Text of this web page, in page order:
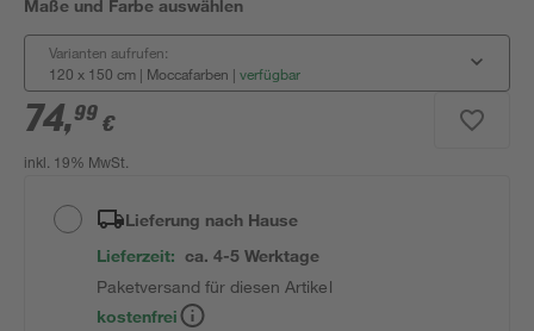
Maße und Farbe auswählen
Varianten aufrufen:
120 x 150 cm | Moccafarben | verfügbar
74,99 €
inkl. 19% MwSt.
Lieferung nach Hause
Lieferzeit: ca. 4-5 Werktage
Paketversand für diesen Artikel
kostenfrei